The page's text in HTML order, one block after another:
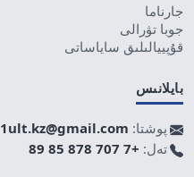
جارناما
جوبا تۋرالى
قۇپييالىلىق ساياساتى
بايلانىس
پوشتا: 1ult.kz@gmail.com
تەل: +7 707 878 85 89